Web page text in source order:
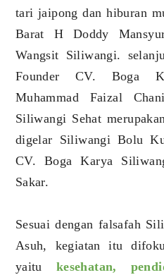
tari jaipong dan hiburan
Barat H Doddy
Wangsit Siliwangi.
Founder CV. Boga
Muhammad Faizal
Siliwangi Sehat
digelar Siliwangi Bolu
CV. Boga Karya
Sakar.
Sesuai dengan falsafah
Asuh, kegiatan itu
yaitu kesehatan,